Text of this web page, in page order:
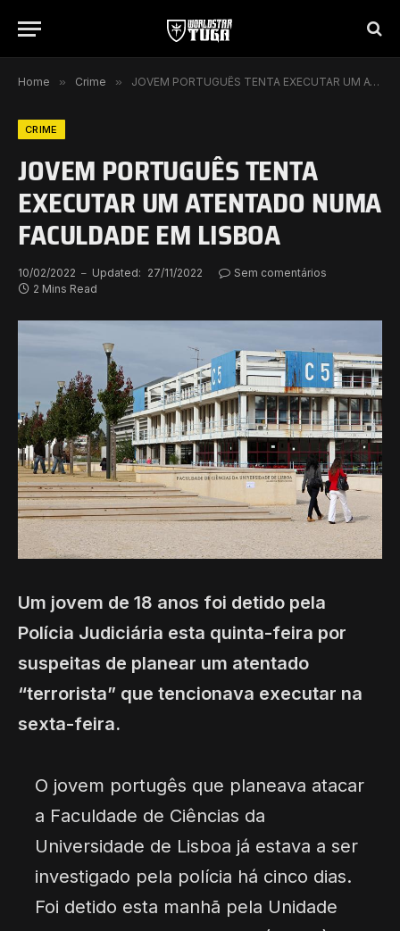
Home » Crime » JOVEM PORTUGUÊS TENTA EXECUTAR UM ATENTADO NUMA FACULDADE EM LISBOA
CRIME
JOVEM PORTUGUÊS TENTA
EXECUTAR UM ATENTADO NUMA
FACULDADE EM LISBOA
10/02/2022 Updated: 27/11/2022
Sem comentários
2 Mins Read
Um jovem de 18 anos foi detido pela
Polícia Judiciária esta quinta-feira por
suspeitas de planear um atentado
“terrorista” que tencionava executar na
sexta-feira.
O jovem portugês que planeava atacar
a Faculdade de Ciências da
Universidade de Lisboa já estava a ser
investigado pela polícia há cinco dias.
Foi detido esta manhã pela Unidade